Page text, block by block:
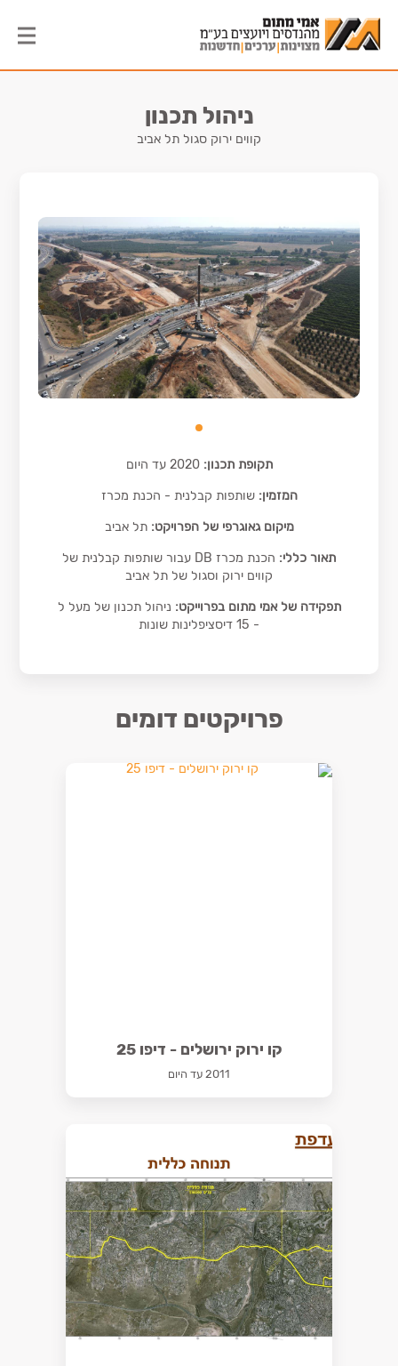
ניהול תכנון
קווים ירוק סגול תל אביב
תקופת תכנון:2020 עד היום
המזמין:שותפות קבלנית - הכנת מכרז
מיקום גאוגרפי של הפרויקט:תל אביב
תאור כללי:
הכנת מכרז DB עבור שותפות קבלנית של
קווים ירוק וסגול של תל אביב
תפקידה של אמי מתום בפרוייקט: ניהול תכנון של מעל ל
- 15 דיסציפלינות שונות
פרויקטים דומים
קו ירוק ירושלים - דיפו 25
2011 עד היום